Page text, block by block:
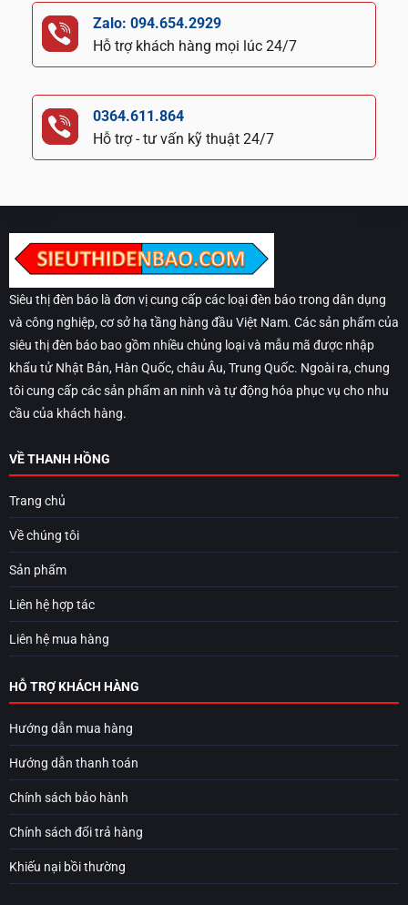
Zalo: 094.654.2929
Hỗ trợ khách hàng mọi lúc 24/7
0364.611.864
Hỗ trợ - tư vấn kỹ thuật 24/7
Siêu thị đèn báo là đơn vị cung cấp các loại đèn báo trong dân dụng
và công nghiệp, cơ sở hạ tầng hàng đầu Việt Nam. Các sản phẩm của
siêu thị đèn báo bao gồm nhiều chủng loại và mẫu mã được nhập
khẩu tử Nhật Bản, Hàn Quốc, châu Âu, Trung Quốc. Ngoài ra, chung
tôi cung cấp các sản phẩm an ninh và tự động hóa phục vụ cho nhu
cầu của khách hàng.
VỀ THANH HỒNG
Trang chủ
Về chúng tôi
Sản phẩm
Liên hệ hợp tác
Liên hệ mua hàng
HỖ TRỢ KHÁCH HÀNG
Hướng dẫn mua hàng
Hướng dẫn thanh toán
Chính sách bảo hành
Chính sách đổi trả hàng
Khiếu nại bồi thường